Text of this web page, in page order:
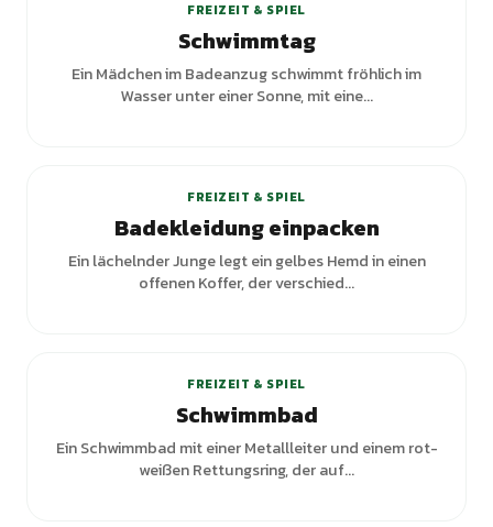
FREIZEIT & SPIEL
Schwimmtag
Ein Mädchen im Badeanzug schwimmt fröhlich im
Wasser unter einer Sonne, mit eine...
FREIZEIT & SPIEL
Badekleidung einpacken
Ein lächelnder Junge legt ein gelbes Hemd in einen
offenen Koffer, der verschied...
FREIZEIT & SPIEL
Schwimmbad
Ein Schwimmbad mit einer Metallleiter und einem rot-
weißen Rettungsring, der auf...